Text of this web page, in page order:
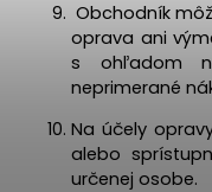
Obchodník
oprava ani
s ohľadom
neprimerané
Na účely
alebo
určenej osobe.